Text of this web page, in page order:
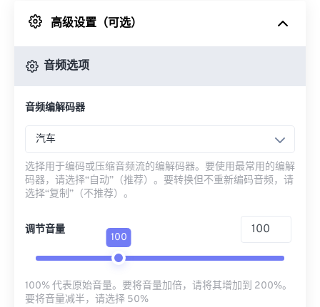
来自 Google Drive
高级设置（可选）
音频选项
音频编解码器
汽车
选择用于编码或压缩音频流的编解码器。要使用最常用的编解
码器，请选择“自动”（推荐）。要转换但不重新编码音频，请
选择“复制”（不推荐）。
调节音量
100
100% 代表原始音量。要将音量加倍，请将其增加到 200%。
要将音量减半，请选择 50%